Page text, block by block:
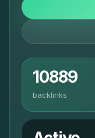
10889
backlinks